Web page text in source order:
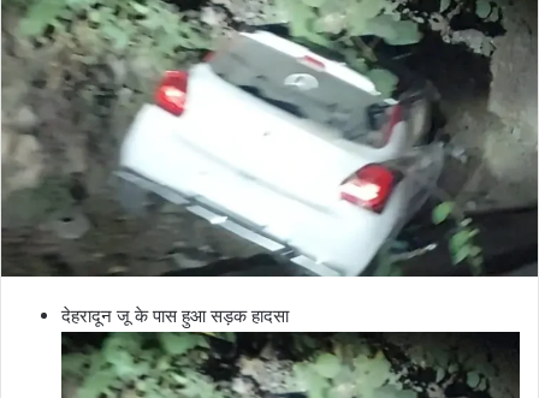
देहरादून जू के पास हुआ सड़क हादसा